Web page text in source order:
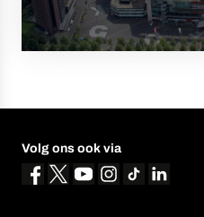
Volg ons ook via